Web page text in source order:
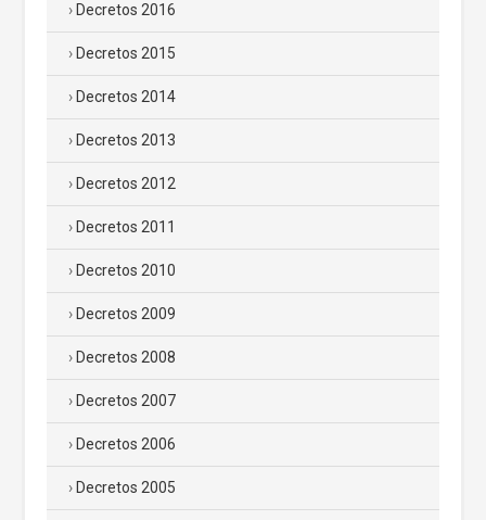
Decretos 2016
Decretos 2015
Decretos 2014
Decretos 2013
Decretos 2012
Decretos 2011
Decretos 2010
Decretos 2009
Decretos 2008
Decretos 2007
Decretos 2006
Decretos 2005